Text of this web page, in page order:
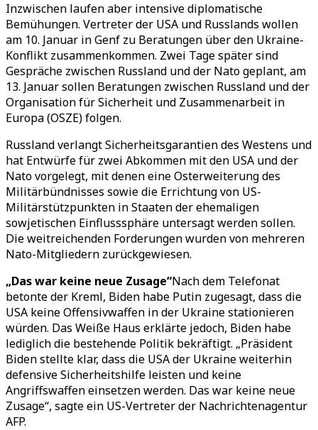
Inzwischen laufen aber intensive diplomatische
Bemühungen. Vertreter der USA und Russlands wollen
am 10. Januar in Genf zu Beratungen über den Ukraine-
Konflikt zusammenkommen. Zwei Tage später sind
Gespräche zwischen Russland und der Nato geplant, am
13. Januar sollen Beratungen zwischen Russland und der
Organisation für Sicherheit und Zusammenarbeit in
Europa (OSZE) folgen.
Russland verlangt Sicherheitsgarantien des Westens und
hat Entwürfe für zwei Abkommen mit den USA und der
Nato vorgelegt, mit denen eine Osterweiterung des
Militärbündnisses sowie die Errichtung von US-
Militärstützpunkten in Staaten der ehemaligen
sowjetischen Einflusssphäre untersagt werden sollen.
Die weitreichenden Forderungen wurden von mehreren
Nato-Mitgliedern zurückgewiesen.
„Das war keine neue Zusage“Nach dem Telefonat
betonte der Kreml, Biden habe Putin zugesagt, dass die
USA keine Offensivwaffen in der Ukraine stationieren
würden. Das Weiße Haus erklärte jedoch, Biden habe
lediglich die bestehende Politik bekräftigt. „Präsident
Biden stellte klar, dass die USA der Ukraine weiterhin
defensive Sicherheitshilfe leisten und keine
Angriffswaffen einsetzen werden. Das war keine neue
Zusage“, sagte ein US-Vertreter der Nachrichtenagentur
AFP.